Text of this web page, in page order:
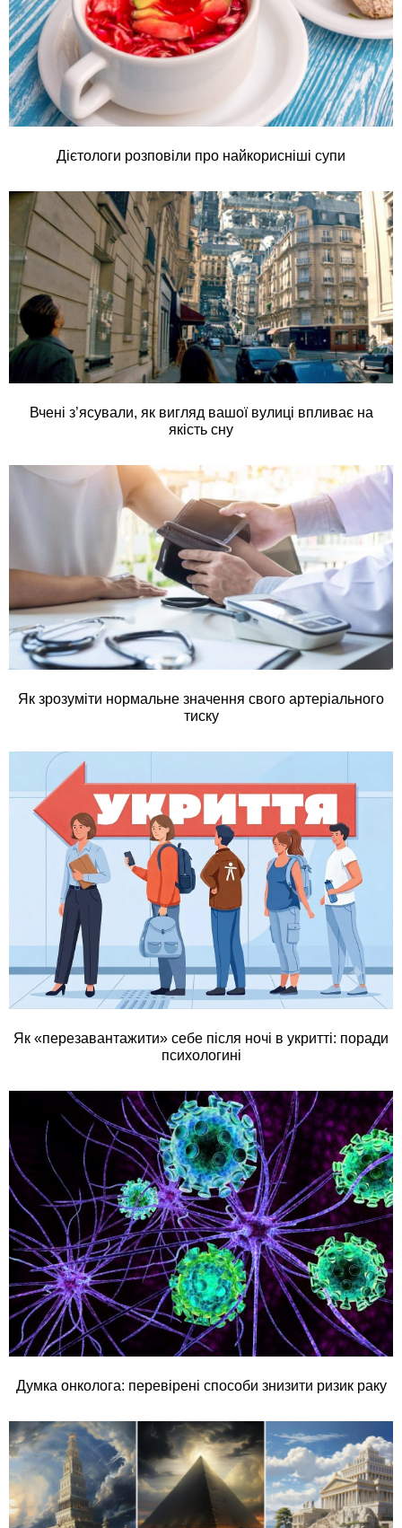
Дієтологи розповіли про найкорисніші супи
Вчені з’ясували, як вигляд вашої вулиці впливає на
якість сну
Як зрозуміти нормальне значення свого артеріального
тиску
Як «перезавантажити» себе після ночі в укритті: поради
психологині
Думка онколога: перевірені способи знизити ризик раку